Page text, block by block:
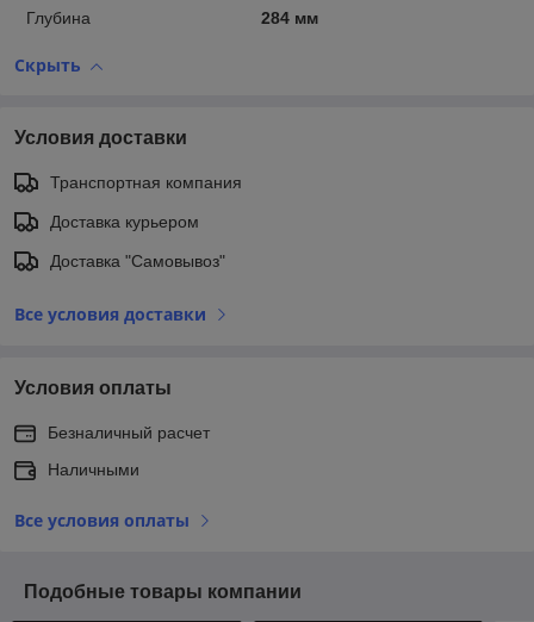
Глубина
284 мм
Скрыть
Условия доставки
Транспортная компания
Доставка курьером
Доставка "Самовывоз"
Все условия доставки
Условия оплаты
Безналичный расчет
Наличными
Все условия оплаты
Подобные товары компании